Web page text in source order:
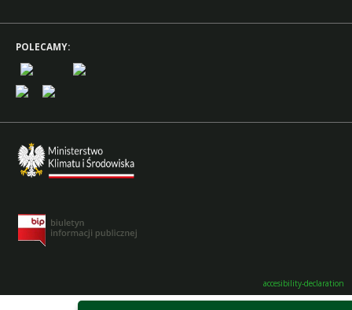
POLECAMY:
accesibility-declaration